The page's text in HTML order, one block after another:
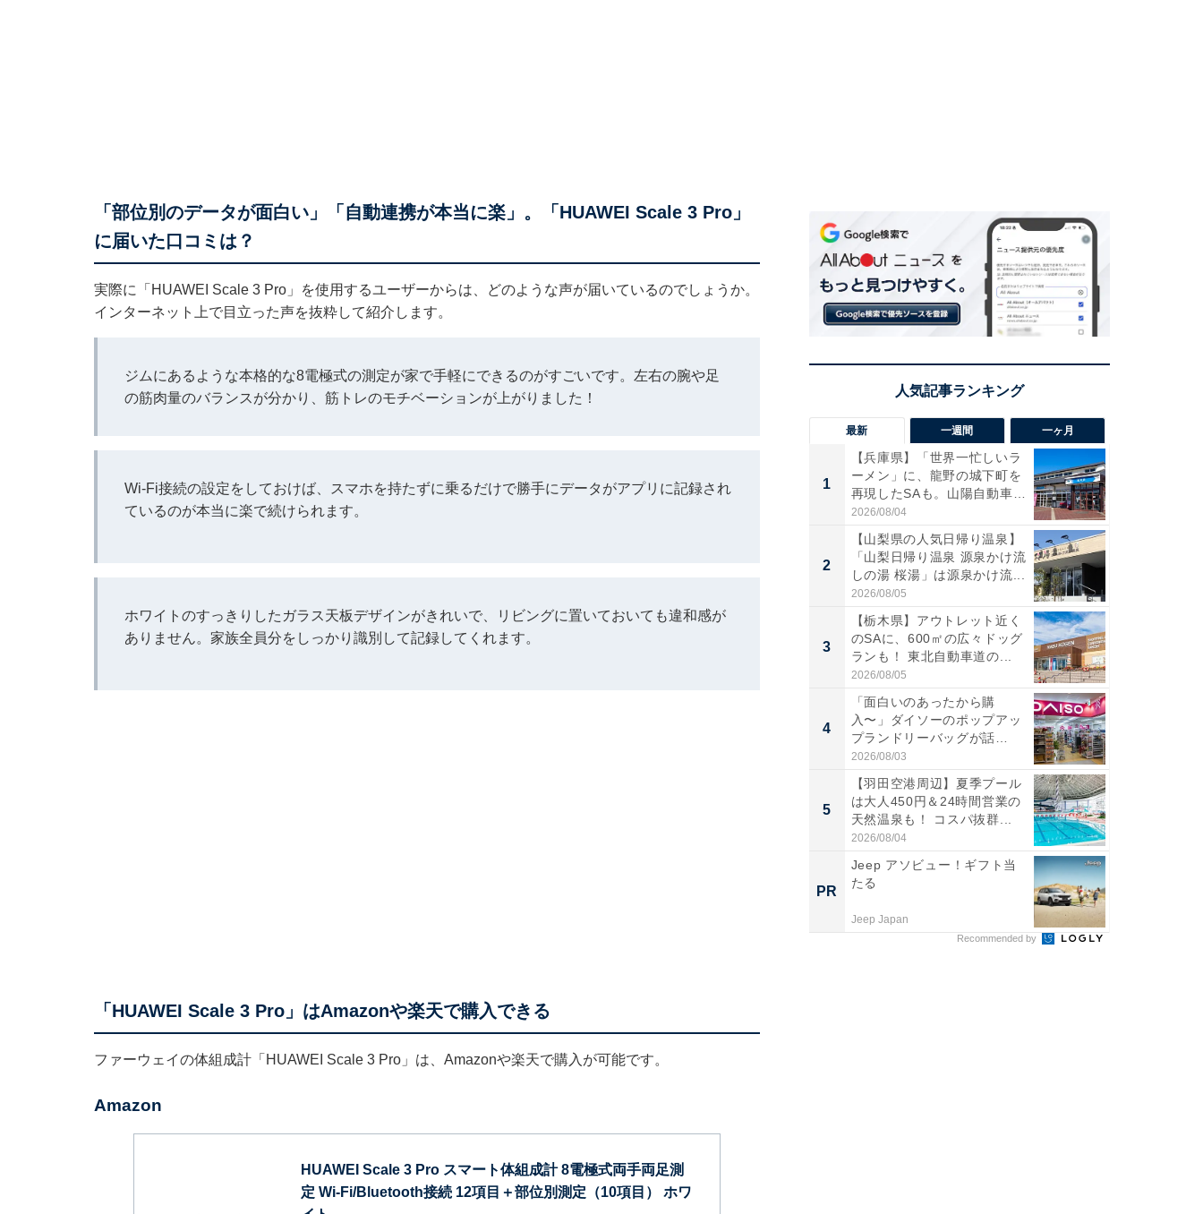
「部位別のデータが面白い」「自動連携が本当に楽」。「HUAWEI Scale 3 Pro」
に届いた口コミは？
実際に「HUAWEI Scale 3 Pro」を使用するユーザーからは、どのような声が届いているのでしょうか。
インターネット上で目立った声を抜粋して紹介します。
ジムにあるような本格的な8電極式の測定が家で手軽にできるのがすごいです。左右の腕や足
の筋肉量のバランスが分かり、筋トレのモチベーションが上がりました！
Wi-Fi接続の設定をしておけば、スマホを持たずに乗るだけで勝手にデータがアプリに記録され
ているのが本当に楽で続けられます。
ホワイトのすっきりしたガラス天板デザインがきれいで、リビングに置いておいても違和感が
ありません。家族全員分をしっかり識別して記録してくれます。
「HUAWEI Scale 3 Pro」はAmazonや楽天で購入できる
ファーウェイの体組成計「HUAWEI Scale 3 Pro」は、Amazonや楽天で購入が可能です。
Amazon
HUAWEI Scale 3 Pro スマート体組成計 8電極式両手両足測
定 Wi-Fi/Bluetooth接続 12項目＋部位別測定（10項目） ホワ
最新 一週間 一ヶ月
1
【兵庫県】「世界一忙しいラ
ーメン」に、龍野の城下町を
再現したSAも。山陽自動車
道...
2026/08/04
2
【山梨県の人気日帰り温泉】
「山梨日帰り温泉 源泉かけ流
しの湯 桜湯」は源泉かけ流...
2026/08/05
3
【栃木県】アウトレット近く
のSAに、600㎡の広々ドッグ
ランも！ 東北自動車道の...
2026/08/05
4
「面白いのあったから購
入〜」ダイソーのポップアッ
プランドリーバッグが話
題。“さま...
2026/08/03
5
【羽田空港周辺】夏季プール
は大人450円＆24時間営業の
天然温泉も！ コスパ抜群...
2026/08/04
PR
Jeep アソビュー！ギフト当
たる
Jeep Japan
Recommended by